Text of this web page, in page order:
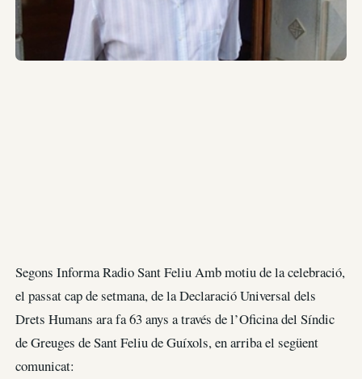
Segons Informa Radio Sant Feliu Amb motiu de la celebració,
el passat cap de setmana, de la Declaració Universal dels
Drets Humans ara fa 63 anys a través de l’Oficina del Síndic
de Greuges de Sant Feliu de Guíxols, en arriba el següent
comunicat: